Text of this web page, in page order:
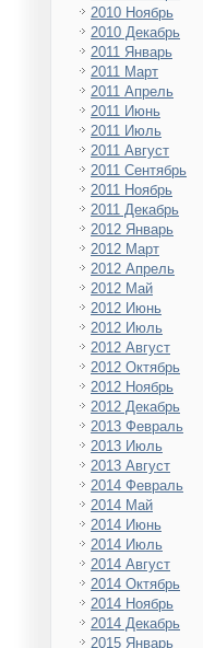
2010 Ноябрь
2010 Декабрь
2011 Январь
2011 Март
2011 Апрель
2011 Июнь
2011 Июль
2011 Август
2011 Сентябрь
2011 Ноябрь
2011 Декабрь
2012 Январь
2012 Март
2012 Апрель
2012 Май
2012 Июнь
2012 Июль
2012 Август
2012 Октябрь
2012 Ноябрь
2012 Декабрь
2013 Февраль
2013 Июль
2013 Август
2014 Февраль
2014 Май
2014 Июнь
2014 Июль
2014 Август
2014 Октябрь
2014 Ноябрь
2014 Декабрь
2015 Январь